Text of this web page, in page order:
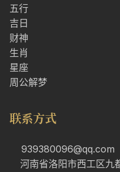
五行
吉日
财神
生肖
星座
周公解梦
联系方式
939380096@qq.com
河南省洛阳市西工区九